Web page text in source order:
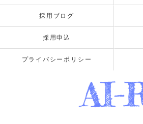
採用ブログ
採用申込
プライバシーポリシー